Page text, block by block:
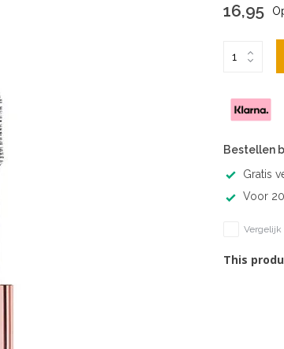
16,95
Bestellen
Gratis
Voor
Vergelijk
This